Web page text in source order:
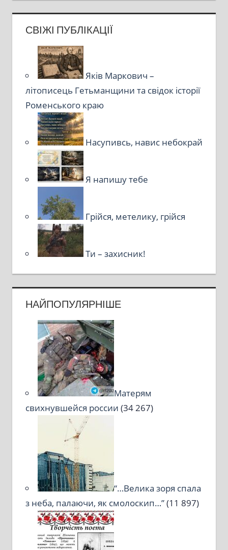
СВІЖІ ПУБЛІКАЦІЇ
Яків Маркович –
літописець Гетьманщини та свідок історії
Роменського краю
Насупивсь, навис небокрай
Я напишу тебе
Грійся, метелику, грійся
Ти – захисник!
НАЙПОПУЛЯРНІШЕ
Матерям
свихнувшейся россии (34 267)
“…Велика зоря спала
з неба, палаючи, як смолоскип…”(11 897)